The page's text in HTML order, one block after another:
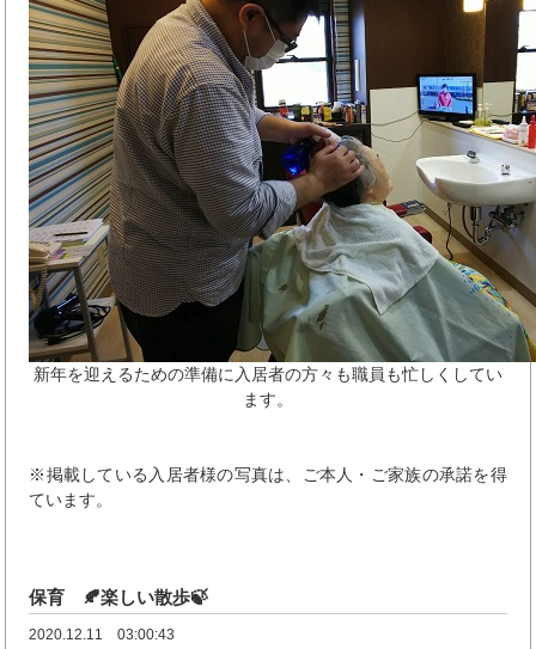
新年を迎えるための準備に入居者の方々も職員も忙しくしてい
ます。
※掲載している入居者様の写真は、ご本人・ご家族の承諾を得
ています。
保育 🍂楽しい散歩🍃
2020.12.11 03:00:43